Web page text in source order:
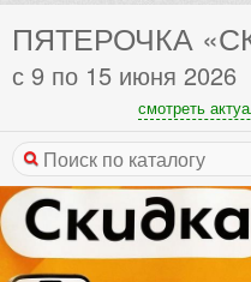
ПЯТЕРОЧКА
с 9 по 15 июня 2026
смотреть